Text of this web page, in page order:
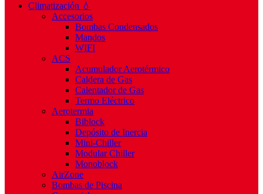
Climatización 💧
Accesorios
Bombas Condensados
Mandos
WIFI
ACS
Acumulador Aerotérmico
Caldera de Gas
Calentador de Gas
Termo Eléctrico
Aerotermia
Biblock
Depósito de Inercia
Mini-Chiller
Modular Chiller
Monoblock
AirZone
Bombas de Piscina